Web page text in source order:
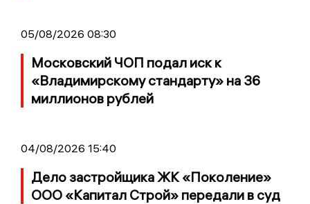
05/08/2026 08:30
Московский ЧОП подал иск к
«Владимирскому стандарту» на 36
миллионов рублей
04/08/2026 15:40
Дело застройщика ЖК «Поколение»
ООО «Капитал Строй» передали в суд